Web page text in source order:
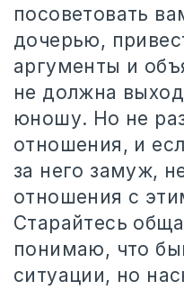
посоветовать
дочерью,
аргументы и
не должна
юношу. Но не
отношения, и
за него замуж,
отношения с
Старайтесь
понимаю, что
ситуации, но